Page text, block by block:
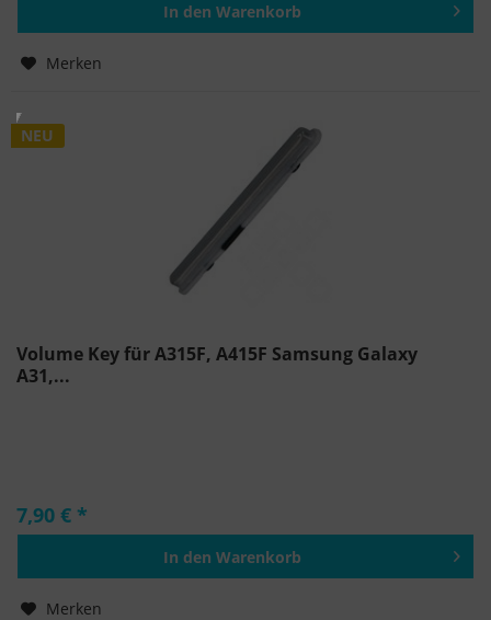
In den Warenkorb
Merken
NEU
Volume Key für A315F, A415F Samsung Galaxy
A31,...
7,90 € *
In den Warenkorb
Merken